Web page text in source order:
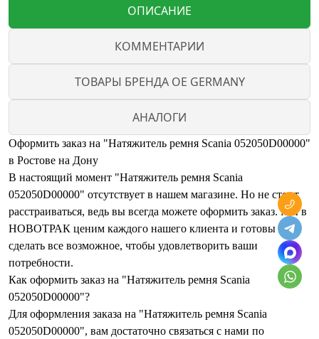
ОПИСАНИЕ
КОММЕНТАРИИ
ТОВАРЫ БРЕНДА OE GERMANY
АНАЛОГИ
Оформить заказ на "Натяжитель ремня Scania 052050D00000"
в Ростове на Дону
В настоящий момент "Натяжитель ремня Scania
052050D00000" отсутствует в нашем магазине. Но не стоит
расстраиваться, ведь вы всегда можете оформить заказ. Мы в
НОВОТРАК ценим каждого нашего клиента и готовы
сделать все возможное, чтобы удовлетворить ваши
потребности.
Как оформить заказ на "Натяжитель ремня Scania
052050D00000"?
Для оформления заказа на "Натяжитель ремня Scania
052050D00000", вам достаточно связаться с нами по